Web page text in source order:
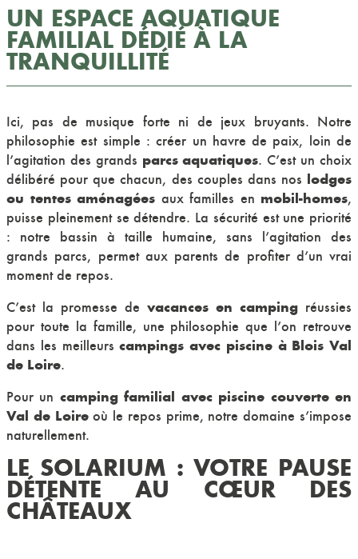
UN ESPACE AQUATIQUE
FAMILIAL DÉDIÉ À LA
TRANQUILLITÉ
Ici, pas de musique forte ni de jeux bruyants. Notre
philosophie est simple : créer un havre de paix, loin de
l’agitation des grands parcs aquatiques. C’est un choix
délibéré pour que chacun, des couples dans nos lodges
ou tentes aménagées aux familles en mobil-homes,
puisse pleinement se détendre. La sécurité est une priorité
: notre bassin à taille humaine, sans l’agitation des
grands parcs, permet aux parents de profiter d’un vrai
moment de repos.
C’est la promesse de vacances en camping réussies
pour toute la famille, une philosophie que l’on retrouve
dans les meilleurscampings avec piscine à Blois Val
de Loire.
Pour un camping familial avec piscine couverte en
Val de Loireoù le repos prime, notre domaine s’impose
naturellement.
LE SOLARIUM : VOTRE PAUSE
DÉTENTE AU CŒUR DES
CHÂTEAUX